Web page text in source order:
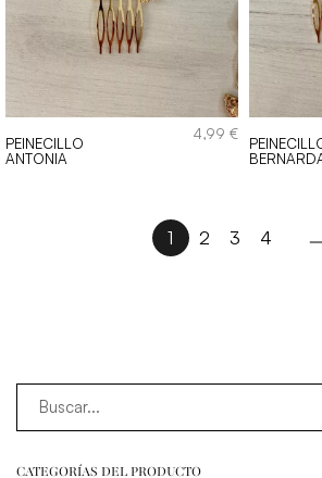
PEINECILLO
ANTONIA
4,99 €
1 2 3 4
CATEGORÍAS DEL PRODUCTO